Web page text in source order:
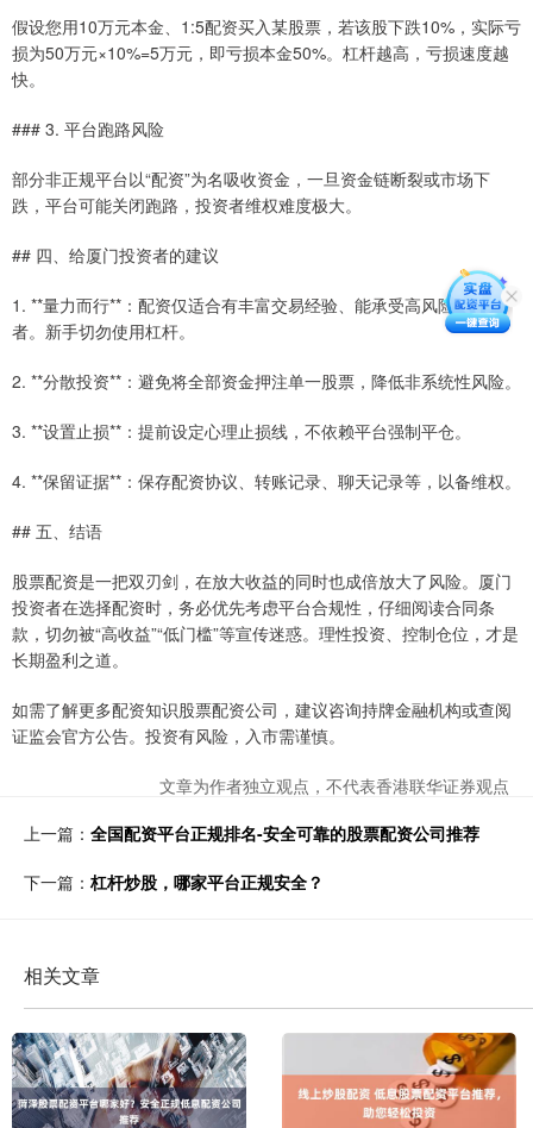
假设您用10万元本金、1:5配资买入某股票，若该股下跌10%，实际亏
损为50万元×10%=5万元，即亏损本金50%。杠杆越高，亏损速度越
快。
### 3. 平台跑路风险
部分非正规平台以“配资”为名吸收资金，一旦资金链断裂或市场下
跌，平台可能关闭跑路，投资者维权难度极大。
## 四、给厦门投资者的建议
1. **量力而行**：配资仅适合有丰富交易经验、能承受高风险的投资
者。新手切勿使用杠杆。
2. **分散投资**：避免将全部资金押注单一股票，降低非系统性风险。
3. **设置止损**：提前设定心理止损线，不依赖平台强制平仓。
4. **保留证据**：保存配资协议、转账记录、聊天记录等，以备维权。
## 五、结语
股票配资是一把双刃剑，在放大收益的同时也成倍放大了风险。厦门
投资者在选择配资时，务必优先考虑平台合规性，仔细阅读合同条
款，切勿被“高收益”“低门槛”等宣传迷惑。理性投资、控制仓位，才是
长期盈利之道。
如需了解更多配资知识股票配资公司，建议咨询持牌金融机构或查阅
证监会官方公告。投资有风险，入市需谨慎。
文章为作者独立观点，不代表香港联华证券观点
上一篇： 全国配资平台正规排名-安全可靠的股票配资公司推荐
下一篇： 杠杆炒股，哪家平台正规安全？
相关文章